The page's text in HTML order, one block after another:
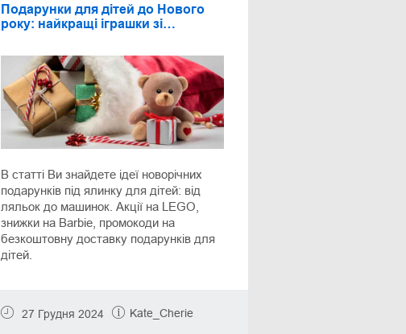
Подарунки для дітей до Нового
року: найкращі іграшки зі
В статті Ви знайдете ідеї новорічних
подарунків під ялинку для дітей: від
ляльок до машинок. Акції на LEGO,
знижки на Barbie, промокоди на
безкоштовну доставку подарунків для
дітей.
27 Грудня 2024 Kate_Cherie